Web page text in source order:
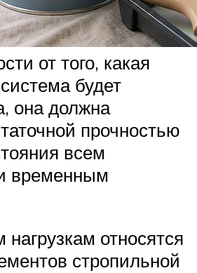
от того, какая
будет
она должна
прочностью
всем
временным
относятся
стропильной